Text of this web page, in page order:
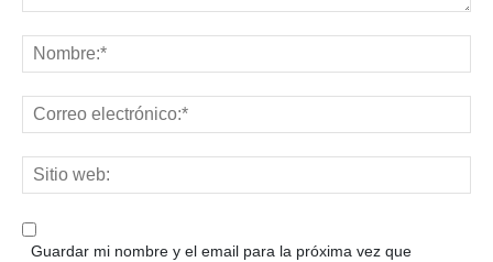
Guardar mi nombre y el email para la próxima vez que